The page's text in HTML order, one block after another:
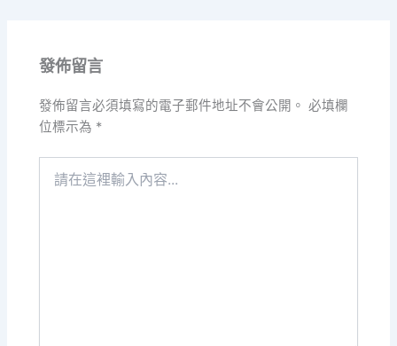
發佈留言
發佈留言必須填寫的電子郵件地址不會公開。 必填欄
位標示為 *